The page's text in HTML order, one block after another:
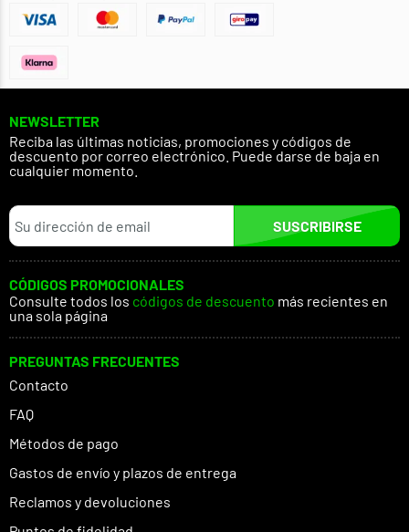
NEWSLETTER
Reciba las últimas noticias, promociones y códigos de
descuento por correo electrónico. Puede darse de baja en
cualquier momento.
SUSCRIBIRSE
CÓDIGOS PROMOCIONALES
Consulte todos los códigos de descuento más recientes en
una sola página
PREGUNTAS FRECUENTES
Contacto
FAQ
Métodos de pago
Gastos de envío y plazos de entrega
Reclamos y devoluciones